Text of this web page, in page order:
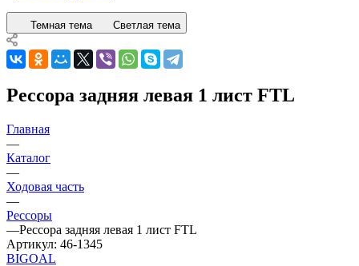
Темная тема Светлая тема
Рессора задняя левая 1 лист FTL
Главная
—
Каталог
—
Ходовая часть
—
Рессоры
—Рессора задняя левая 1 лист FTL
Артикул: 46-1345
BIGOAL